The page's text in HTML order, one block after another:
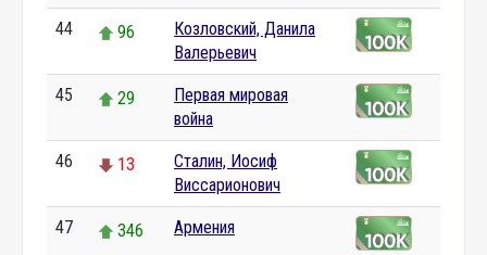
44 96
Козловский, Данила
Валерьевич
45 29
Первая мировая
война
46 13
Сталин, Иосиф
Виссарионович
47 346 Армения